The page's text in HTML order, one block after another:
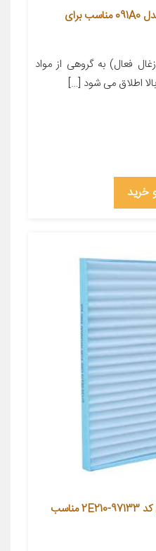
فیلتر کربن فعال کابین خودرو مدل 091A0 مناسب برای
فعال) به گروهی از مواد
اطلاق می شود […]
خرید
فیلتر کابین فیلتر دم مدل توری کد 97133-2E210 مناسب